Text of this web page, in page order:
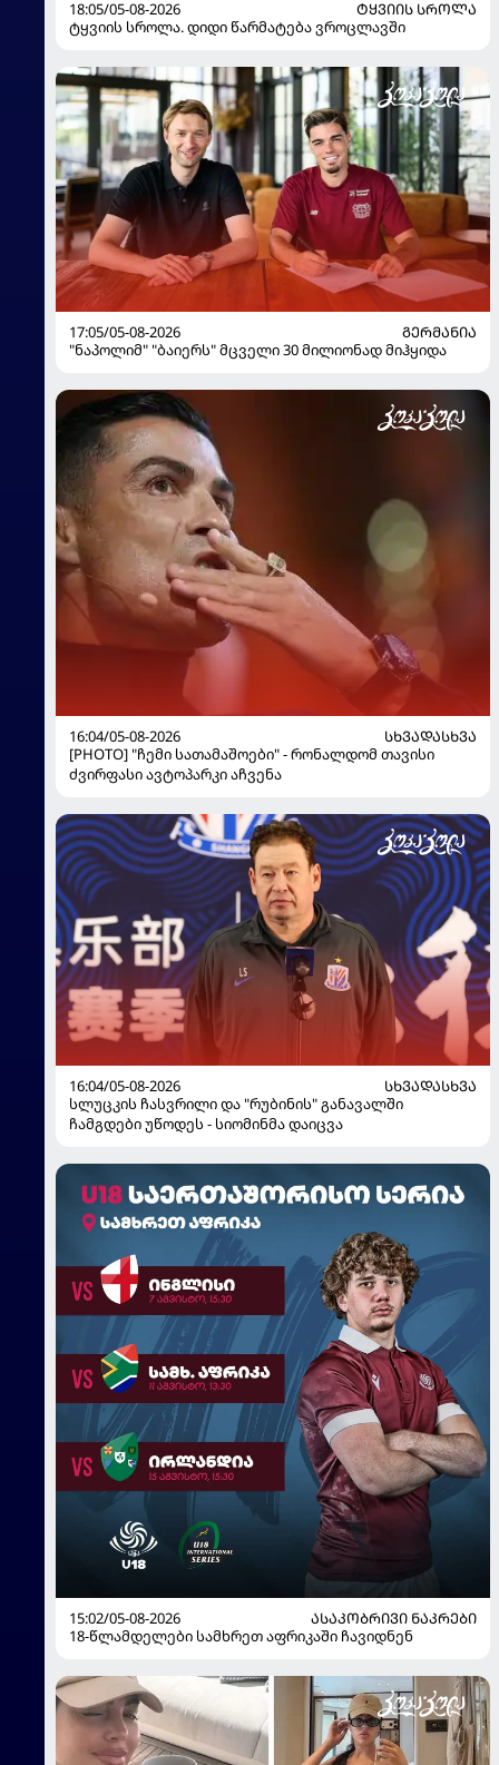
18:05/05-08-2026
ᲢᲧᲕᲘᲘᲡ ᲡᲠᲝᲚᲐ
ტყვიის სროლა. დიდი წარმატება ვროცლავში
17:05/05-08-2026
ᲒᲔᲠᲛᲐᲜᲘᲐ
"ნაპოლიმ" "ბაიერს" მცველი 30 მილიონად მიჰყიდა
16:04/05-08-2026
ᲡᲮᲕᲐᲓᲐᲡᲮᲕᲐ
[PHOTO] "ჩემი სათამაშოები" - რონალდომ თავისი
ძვირფასი ავტოპარკი აჩვენა
16:04/05-08-2026
ᲡᲮᲕᲐᲓᲐᲡᲮᲕᲐ
სლუცკის ჩასვრილი და "რუბინის" განავალში
ჩამგდები უწოდეს - სიომინმა დაიცვა
15:02/05-08-2026
ᲐᲡᲐᲙᲝᲑᲠᲘᲕᲘ ᲜᲐᲙᲠᲔᲑᲘ
18-წლამდელები სამხრეთ აფრიკაში ჩავიდნენ